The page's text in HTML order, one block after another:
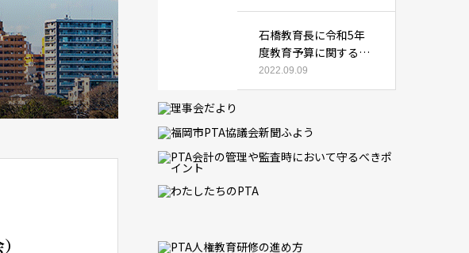
石橋教育長に令和5年
度教育予算に関する要
望書を提出しました
2022.09.09